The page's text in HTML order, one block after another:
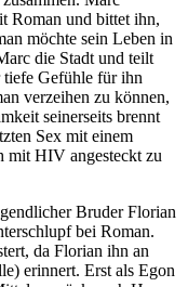
Roman und bittet ihn,
möchte sein Leben in
die Stadt und teilt
Gefühle für ihn
verzeihen zu können,
seinerseits brennt
Sex mit einem
mit HIV angesteckt zu
Bruder Florian
bei Roman.
da Florian ihn an
erinnert. Erst als Egon